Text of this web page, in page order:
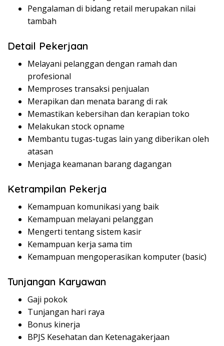
Pengalaman di bidang retail merupakan nilai
tambah
Detail Pekerjaan
Melayani pelanggan dengan ramah dan
profesional
Memproses transaksi penjualan
Merapikan dan menata barang di rak
Memastikan kebersihan dan kerapian toko
Melakukan stock opname
Membantu tugas-tugas lain yang diberikan oleh
atasan
Menjaga keamanan barang dagangan
Ketrampilan Pekerja
Kemampuan komunikasi yang baik
Kemampuan melayani pelanggan
Mengerti tentang sistem kasir
Kemampuan kerja sama tim
Kemampuan mengoperasikan komputer (basic)
Tunjangan Karyawan
Gaji pokok
Tunjangan hari raya
Bonus kinerja
BPJS Kesehatan dan Ketenagakerjaan